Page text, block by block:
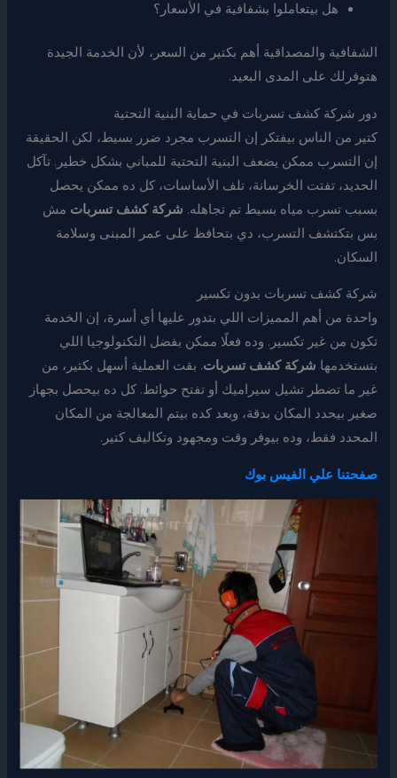
هل بيتعاملوا بشفافية في الأسعار؟
الشفافية والمصداقية أهم بكتير من السعر، لأن الخدمة الجيدة
هتوفرلك على المدى البعيد.
دور شركة كشف تسربات في حماية البنية التحتية
كتير من الناس بيفتكر إن التسرب مجرد ضرر بسيط، لكن الحقيقة
إن التسرب ممكن يضعف البنية التحتية للمباني بشكل خطير. تآكل
الحديد، تفتت الخرسانة، تلف الأساسات، كل ده ممكن يحصل
بسبب تسرب مياه بسيط تم تجاهله. شركة كشف تسربات مش
بس بتكتشف التسرب، دي بتحافظ على عمر المبنى وسلامة
السكان.
شركة كشف تسربات بدون تكسير
واحدة من أهم المميزات اللي بتدور عليها أي أسرة، إن الخدمة
تكون من غير تكسير. وده فعلًا ممكن بفضل التكنولوجيا اللي
بتستخدمها شركة كشف تسربات. بقت العملية أسهل بكتير، من
غير ما تضطر تشيل سيراميك أو تفتح حوائط. كل ده بيحصل بجهاز
صغير بيحدد المكان بدقة، وبعد كده بيتم المعالجة من المكان
المحدد فقط، وده بيوفر وقت ومجهود وتكاليف كتير.
صفحتنا علي الفيس بوك